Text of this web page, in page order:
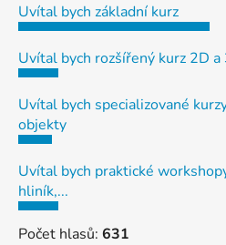
Uvítal bych základní kurz
Uvítal bych rozšířený kurz 2D a
Uvítal bych specializované
objekty
Uvítal bych praktické
hliník,...
Počet hlasů: 631